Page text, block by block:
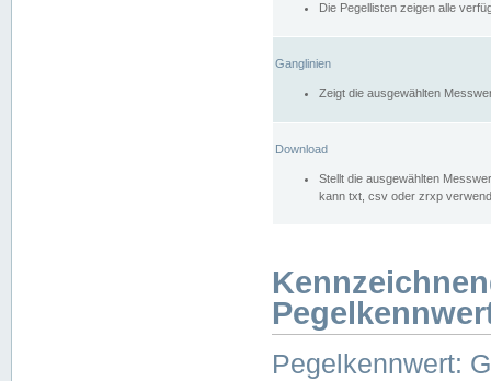
Die Pegellisten zeigen alle
Ganglinien
Zeigt die ausgewählten
Download
Stellt die ausgewählten
kann txt, csv oder zrxp
Pegelkennwert: